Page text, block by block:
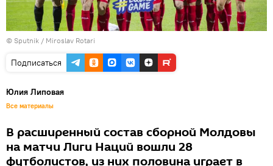
© Sputnik / Miroslav Rotari
Подписаться
Юлия Липовая
Все материалы
В расширенный состав сборной Молдовы
на матчи Лиги Наций вошли 28
футболистов, из них половина играет в